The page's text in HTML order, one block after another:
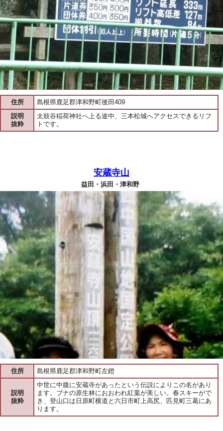
住所
島根県鹿足郡津和野町後田409
説明
抜粋
太鼓谷稲荷神社へ上る途中、三本松城へアクセスできるリフ
トです。
安蔵寺山
益田・浜田・津和野
住所 島根県鹿足郡津和野町左鐙
説明
抜粋
中世に中腹に安蔵寺があったという伝説によりこの名があり
ます。ブナの原生林におおわれ紅葉が美しい。春スキーがで
き、登山口は日原町横道と六日市町上高尻、匹見町三葛にあ
ります。